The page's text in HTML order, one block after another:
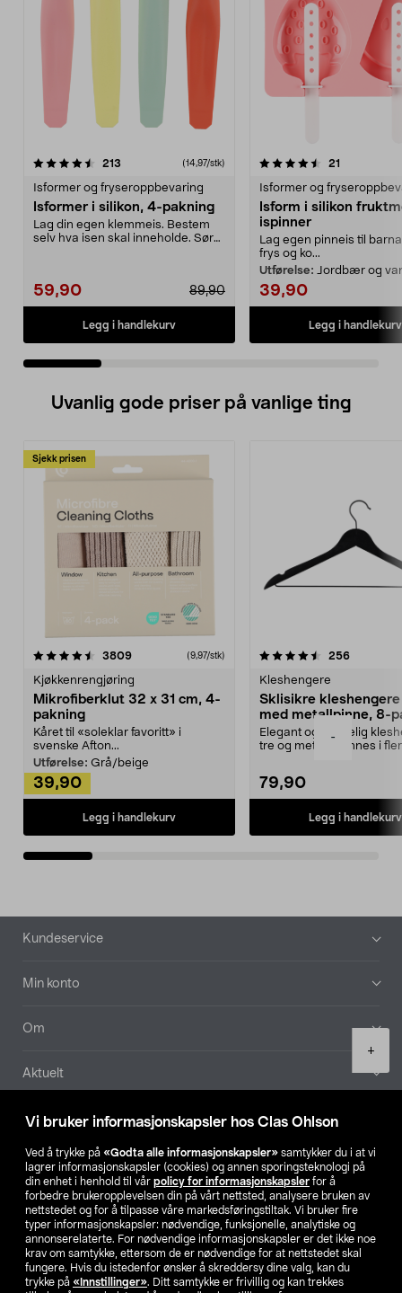
Vi bruker informasjonskapsler hos Clas Ohlson
Ved å trykke på «Godta alle informasjonskapsler» samtykker du i at vi
lagrer informasjonskapsler (cookies) og annen sporingsteknologi på
din enhet i henhold til vår policy for informasjonskapsler for å
forbedre brukeropplevelsen din på vårt nettsted, analysere bruken av
nettstedet og for å tilpasse våre markedsføringstiltak. Vi bruker fire
typer informasjonskapsler: nødvendige, funksjonelle, analytiske og
annonserelaterte. For nødvendige informasjonskapsler er det ikke noe
krav om samtykke, ettersom de er nødvendige for at nettstedet skal
fungere. Hvis du istedenfor ønsker å skreddersy dine valg, kan du
trykke på «Innstillinger». Ditt samtykke er frivillig og kan trekkes
-
+
213 anmeldelser(14,97/stk)
Isformer og fryseroppbevaring
Isformer i silikon, 4-pakning
Lag din egen klemmeis. Bestem
selv hva isen skal inneholde. Sørg
59,90 89,90
Legg i handlekurv
4.5 av 5 stjerner 21
Isformer og
Isform i silikon
ispinner
Lag egen pinneis til
frys og ko...
Utførelse: Jordbær og
39,90
Legg i handlekurv
3.5 av 5 stjerner
Uvanlig gode priser på vanlige ting
Sjekk prisen
3809anmeldelser(9,97/stk)
Kjøkkenrengjøring
Mikrofiberklut 32 x 31 cm, 4-
pakning
Kåret til «soleklar favoritt» i
svenske Afton...
Utførelse: Grå/beige
39,90
Legg i handlekurv
4.5av 5 stjerner 256
Kleshengere
Sklisikre
med metallpinne, 8-
Elegant og skikkelig
tre og metall – finnes i
79,90
Legg i handlekurv
4.5av 5 stjerner
Bunntekst
Kundeservice
Min konto
Om
Aktuelt
Våre selskaper
Finn din butikk
SE NO FI